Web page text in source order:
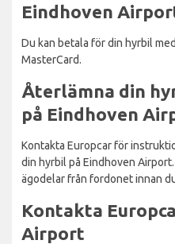
Eindhoven
Du kan betala för din hyrbil
MasterCard.
Återlämna din
på Eindhoven
Kontakta Europcar för
din hyrbil på Eindhoven
ägodelar från fordonet innan
Kontakta
Airport